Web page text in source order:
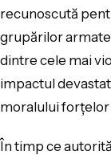
recunoscută
grupărilor
dintre cele mai
impactul
moralului
În timp ce